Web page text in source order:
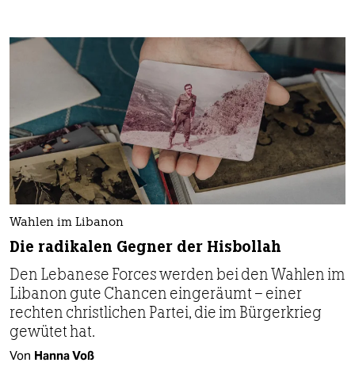
Wahlen im Libanon
Die radikalen Gegner der Hisbollah
Den Lebanese Forces werden bei den Wahlen im
Libanon gute Chancen eingeräumt – einer
rechten christlichen Partei, die im Bürgerkrieg
gewütet hat.
Von Hanna Voß